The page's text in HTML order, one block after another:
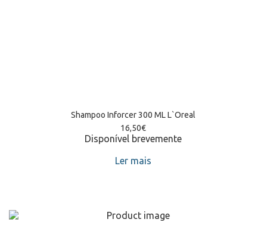
Shampoo Inforcer 300 ML L`Oreal
16,50€
Disponível brevemente
Ler mais